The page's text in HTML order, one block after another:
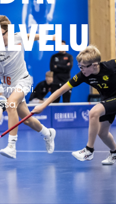
maali.